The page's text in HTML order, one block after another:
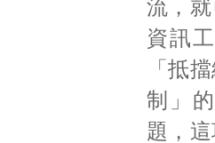
流，
資訊
「抵
制」
題，